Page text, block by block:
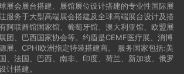
展会展台搭建、展馆展位设计搭建的专业性国际展
服务于大型高端展会搭建及全球高端展台设计及搭
阿联酋馆国家馆、葡萄牙馆、澳大利亚馆、欧盟展
团、巴西国家协会等。约盾是CEMF医疗展、消博
展、CPHI欧洲指定特装搭建商。 服务国家包括:美
国、法国、巴西、南非、印度、荷兰、新加坡、俄罗
计搭建。